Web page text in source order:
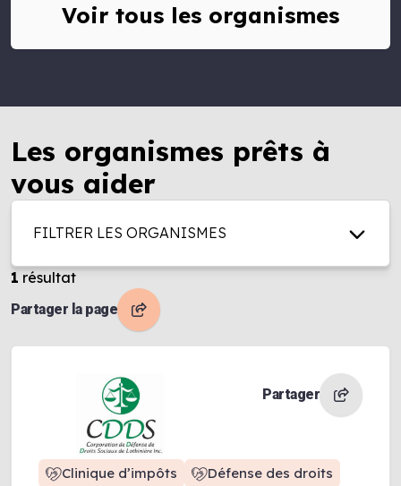
Voir tous les organismes
Les organismes prêts à
vous aider
FILTRER LES ORGANISMES
1 résultat
Partager la page
Partager
Clinique d’impôts Défense des droits